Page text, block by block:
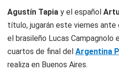
Agustín Tapia y el español
título, jugarán este viernes
el brasileño Lucas Campagnolo
cuartos de final del Argentina
realiza en Buenos Aires.